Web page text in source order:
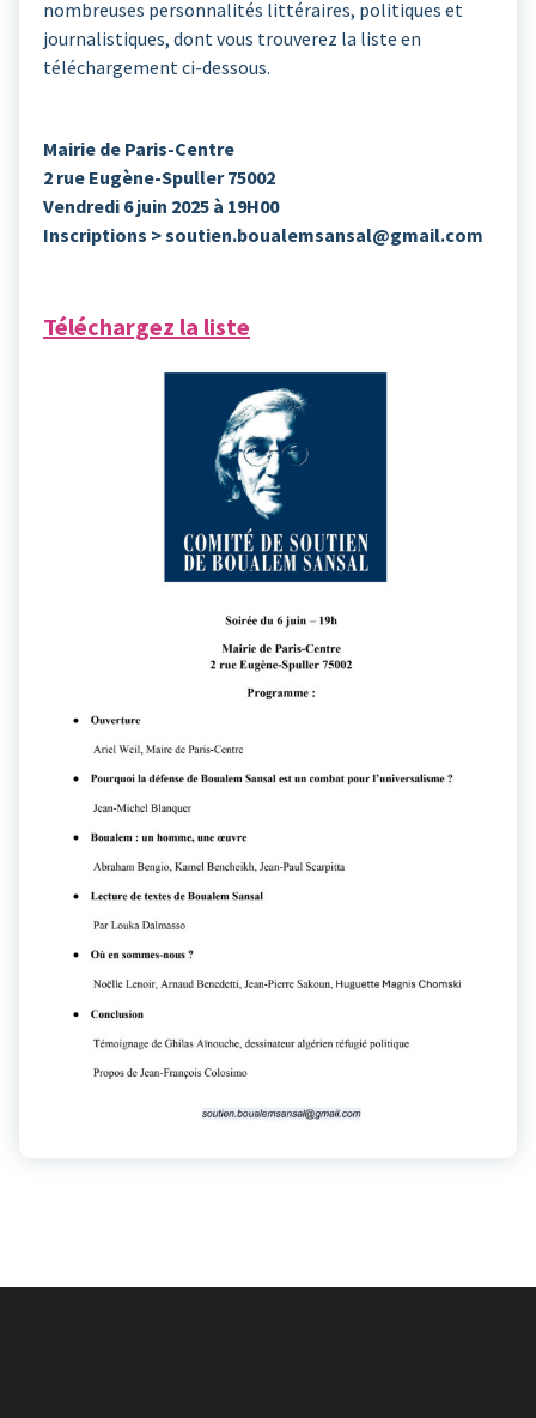
nombreuses personnalités littéraires, politiques et
journalistiques, dont vous trouverez la liste en
téléchargement ci-dessous.
Mairie de Paris-Centre
2 rue Eugène-Spuller 75002
Vendredi 6 juin 2025 à 19H00
Inscriptions > soutien.boualemsansal@gmail.com
Téléchargez la liste